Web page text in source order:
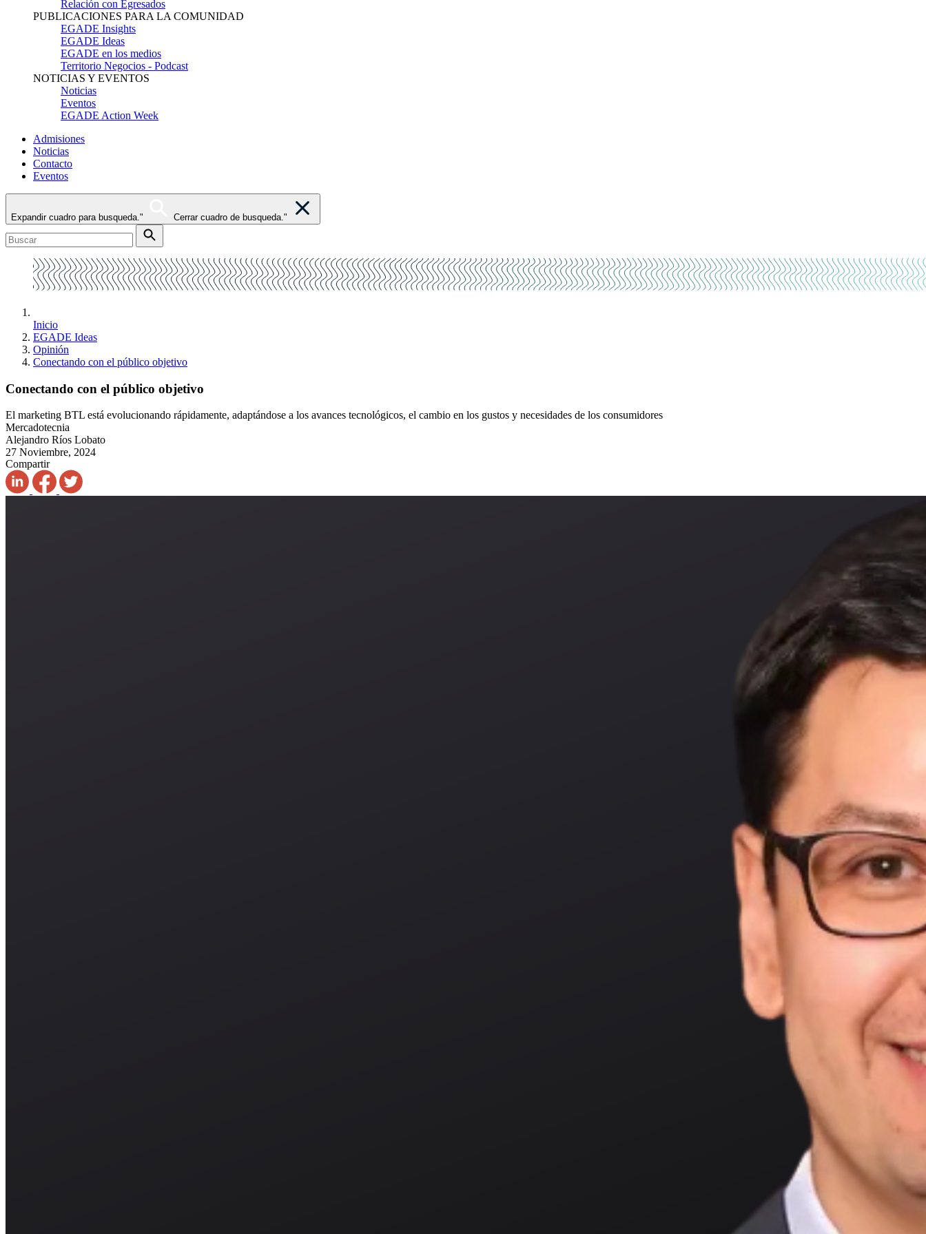
Relación con Egresados
PUBLICACIONES PARA LA COMUNIDAD
EGADE Insights
EGADE Ideas
EGADE en los medios
Territorio Negocios - Podcast
NOTICIAS Y EVENTOS
Noticias
Eventos
EGADE Action Week
Admisiones
Noticias
Contacto
Eventos
Expandir cuadro para busqueda." Cerrar cuadro de busqueda."
Inicio
EGADE Ideas
Opinión
Conectando con el público objetivo
Conectando con el público objetivo
El marketing BTL está evolucionando rápidamente, adaptándose a los avances tecnológicos, el cambio en los gustos y necesidades de los consumidores
Mercadotecnia
Alejandro Ríos Lobato
27 Noviembre, 2024
Compartir